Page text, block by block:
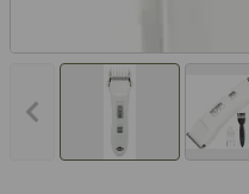
Vorheriges Bild anzeigen